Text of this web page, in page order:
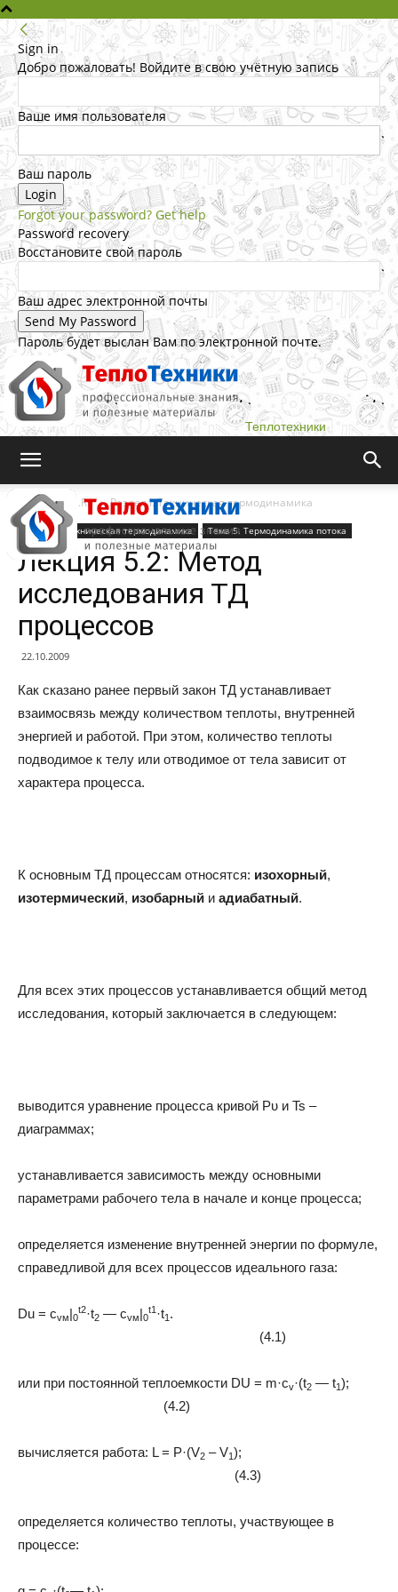
Sign in
Добро пожаловать! Войдите в свою учётную запись
Ваше имя пользователя
Ваш пароль
Forgot your password? Get help
Password recovery
Восстановите свой пароль
Ваш адрес электронной почты
Пароль будет выслан Вам по электронной почте.
Теплотехники
Teplotehniki.Ru Раздел I. Техническая термодинамика
Раздел I. Техническая термодинамика Тема 5. Термодинамика потока
Лекция 5.2: Метод
исследования ТД
процессов
22.10.2009
Как сказано ранее первый закон ТД устанавливает
взаимосвязь между количеством теплоты, внутренней
энергией и работой. При этом, количество теплоты
подводимое к телу или отводимое от тела зависит от
характера процесса.
К основным ТД процессам относятся: изохорный,
изотермический, изобарный и адиабатный.
Для всех этих процессов устанавливается общий метод
исследования, который заключается в следующем:
выводится уравнение процесса кривой Pυ и Ts –
диаграммах;
устанавливается зависимость между основными
параметрами рабочего тела в начале и конце процесса;
определяется изменение внутренней энергии по формуле,
справедливой для всех процессов идеального газа:
Du = сvм|0
t2·t2 — сvм|0
t1 ·t1 .
(4.1)
или при постоянной теплоемкости DU = m·сv·(t2 — t1);
(4.2)
вычисляется работа: L = P·(V2 – V1);
(4.3)
определяется количество теплоты, участвующее в
процессе: